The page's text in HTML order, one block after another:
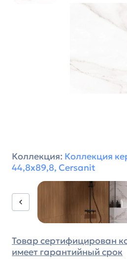
Коллекция: Коллекция
44,8х89,8, Cersanit
Товар сертифицирован
имеет гарантийный срок